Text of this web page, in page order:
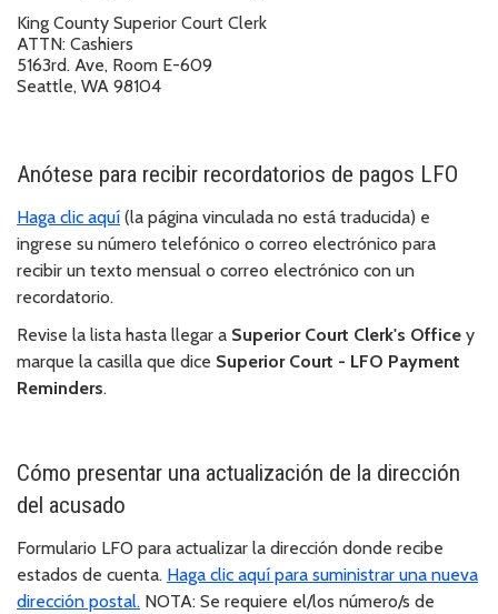
King County Superior Court Clerk
ATTN: Cashiers
5163rd. Ave, Room E-609
Seattle, WA 98104
Anótese para recibir recordatorios de pagos LFO
Haga clic aquí (la página vinculada no está traducida) e
ingrese su número telefónico o correo electrónico para
recibir un texto mensual o correo electrónico con un
recordatorio.
Revise la lista hasta llegar a Superior Court Clerk's Office y
marque la casilla que dice Superior Court - LFO Payment
Reminders.
Cómo presentar una actualización de la dirección
del acusado
Formulario LFO para actualizar la dirección donde recibe
estados de cuenta. Haga clic aquí para suministrar una nueva
dirección postal. NOTA: Se requiere el/los número/s de